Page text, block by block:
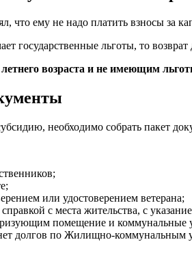
что ему не надо платить взносы за
государственные льготы, то
возраста и не имеющим
необходимо собрать пакет
или удостоверением ветерана;
с места жительства, с
помещение и коммунальные
долгов по Жилищно-коммунальным